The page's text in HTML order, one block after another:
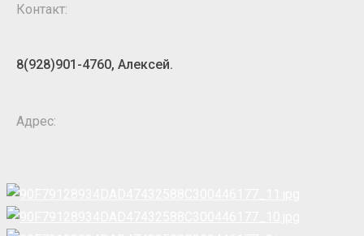
Контакт:
8(928)901-4760, Алексей.
Адрес: